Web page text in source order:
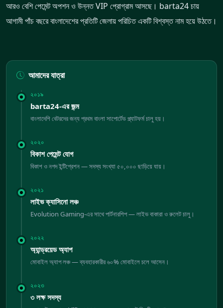
আরও বেশি পেমেন্ট অপশন ও উন্নত VIP প্রোগ্রাম আসছে। barta24 চায়
আগামী পাঁচ বছরে বাংলাদেশের প্রতিটি জেলায় পরিচিত একটি বিশ্বস্ত নাম হয়ে উঠতে।
আমাদের যাত্রা
২০১৯
barta24-এর জন্ম
বাংলাদেশি বেটরদের জন্য প্রথম বাংলা সাপোর্টেড প্ল্যাটফর্ম চালু হয়।
২০২০
বিকাশ পেমেন্ট যোগ
বিকাশ ও নগদ ইন্টিগ্রেশন — সদস্য সংখ্যা ৫০,০০০ ছাড়িয়ে যায়।
২০২১
লাইভ ক্যাসিনো লঞ্চ
Evolution Gaming-এর সাথে পার্টনারশিপ — লাইভ বাকারা ও রুলেট চালু।
২০২২
অ্যান্ড্রয়েড অ্যাপ
মোবাইল অ্যাপ লঞ্চ — ব্যবহারকারীর ৬০% মোবাইলে চলে আসেন।
২০২৩
৩ লক্ষ সদস্য